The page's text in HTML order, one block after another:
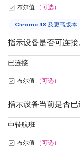
布尔值 （可选）
Chrome 48 及更高版本
指示设备是否可连接
已连接
布尔值 （可选）
指示设备当前是否已
中转航班
布尔值 （可选）